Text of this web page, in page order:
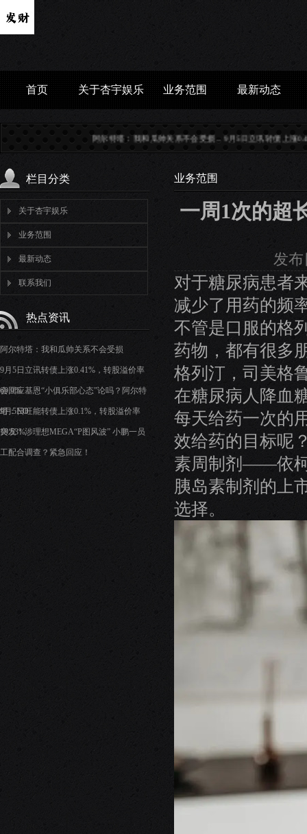
首页 关于杏宇娱乐 业务范围 最新动态
阿尔特塔：我和瓜帅关系不会受损... 9月5日立讯转债上涨0.41%，转股溢价率
栏目分类
关于杏宇娱乐
业务范围
最新动态
联系我们
热点资讯
阿尔特塔：我和瓜帅关系不会受损
9月5日立讯转债上涨0.41%，转股溢价率
69.9%
会回应基恩“小俱乐部心态”论吗？阿尔特
塔：NO
9月5日旺能转债上涨0.1%，转股溢价率
19.53%
突发！涉理想MEGA“P图风波” 小鹏一员
工配合调查？紧急回应！
业务范围
一周1次的超
发布
对于糖尿病患者
减少了用药的频
不管是口服的格
药物，都有很多
格列汀，司美格
在糖尿病人降血
每天给药一次的
效给药的目标呢
素周制剂——依柯
胰岛素制剂的上
选择。